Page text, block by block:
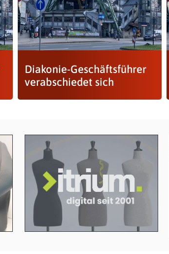
Diakonie-Geschäftsführer
verabschiedet sich